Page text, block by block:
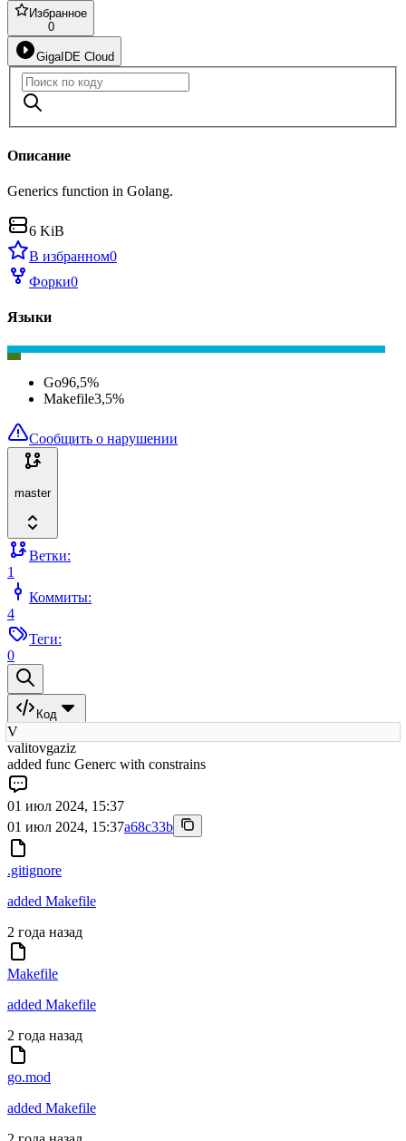
Избранное
0
GigaIDE Cloud
Описание
Generics function in Golang.
6 KiB
В избранном0
Форки0
Языки
Go96,5%
Makefile3,5%
Сообщить о нарушении
master
Ветки:
1
Коммиты:
4
Теги:
0
Код
V
valitovgaziz
added func Generc with constrains
01 июл 2024, 15:37
01 июл 2024, 15:37a68c33b
.gitignore
added Makefile
2 года назад
Makefile
added Makefile
2 года назад
go.mod
added Makefile